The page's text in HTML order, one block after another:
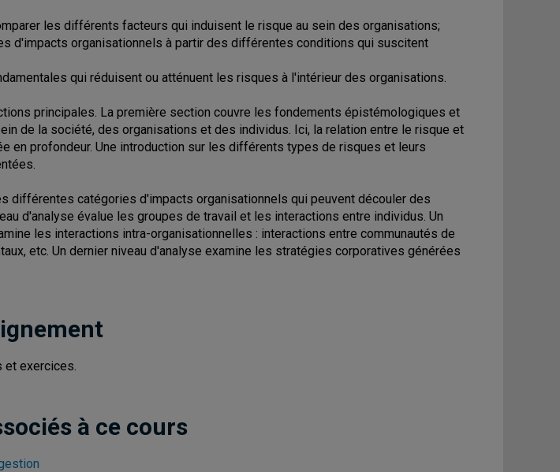
les différents facteurs qui induisent le risque au sein des organisations;
d'impacts organisationnels à partir des différentes conditions qui suscitent
qui réduisent ou atténuent les risques à l'intérieur des organisations.
principales. La première section couvre les fondements épistémologiques et
de la société, des organisations et des individus. Ici, la relation entre le risque et
en profondeur. Une introduction sur les différents types de risques et leurs
différentes catégories d'impacts organisationnels qui peuvent découler des
d'analyse évalue les groupes de travail et les interactions entre individus. Un
les interactions intra-organisationnelles : interactions entre communautés de
etc. Un dernier niveau d'analyse examine les stratégies corporatives générées
et exercices.
à ce cours